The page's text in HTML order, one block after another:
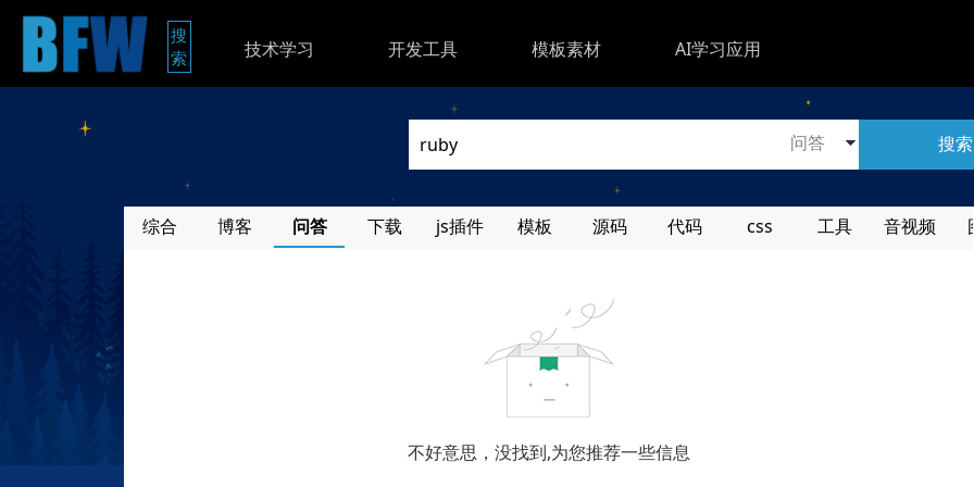
搜
索
技术学习 开发工具 模板素材 AI学习应用
搜索
综合 博客 问答 下载 js插件 模板 源码 代码 css 工具 音视频
不好意思，没找到,为您推荐一些信息